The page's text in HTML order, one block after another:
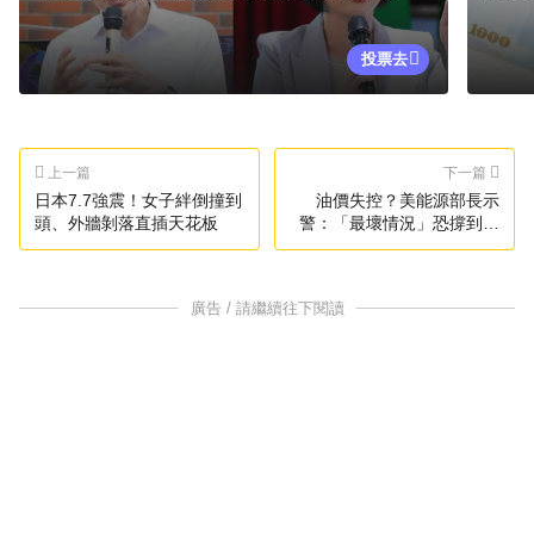
投票去
上一篇
日本7.7強震！女子絆倒撞到
頭、外牆剝落直插天花板
下一篇
油價失控？美能源部長示
警：「最壞情況」恐撐到明
年
廣告 / 請繼續往下閱讀